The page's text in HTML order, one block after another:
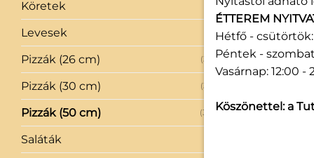
Köretek
Levesek
Pizzák (26 cm) (35)
Pizzák (30 cm) (35)
Pizzák (50 cm) (34)
Saláták
ÉTTEREM
Hétfő - csütörtök:
Péntek -
Vasárnap: 12:00 -
Köszönettel: a